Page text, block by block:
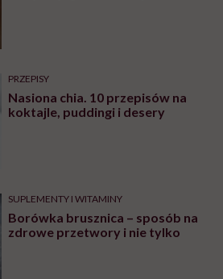
PRZEPISY
Nasiona chia. 10 przepisów na
koktajle, puddingi i desery
SUPLEMENTY I WITAMINY
Borówka brusznica – sposób na
zdrowe przetwory i nie tylko